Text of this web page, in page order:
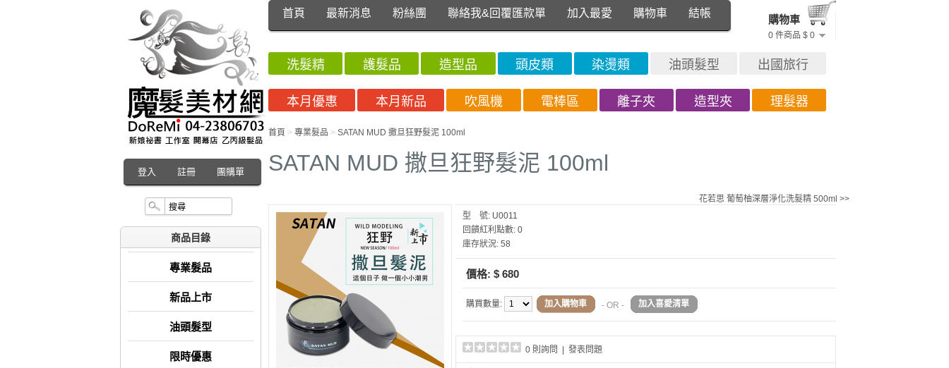
購物車
0 件商品 $ 0
登入 註冊 團購單
首頁 最新消息 粉絲團 聯絡我&回覆匯款單 加入最愛 購物車 結帳
商品目錄
專業髮品
新品上市
油頭髮型
限時優惠
洗髮精 護髮品 造型品 頭皮類 染燙類 油頭髮型
出國旅行
本月優惠
本月新品 吹風機 電棒區 離子夾 造型夾 理髮器
首頁 > 專業髮品 > SATAN MUD 撒旦狂野髮泥 100ml
SATAN MUD 撒旦狂野髮泥 100ml
花若思 葡萄柚深層淨化洗髮精 500ml >>
型 號: U0011
回饋紅利點數: 0
庫存狀況: 58
價格: $ 680
購買數量: 加入購物車 - OR - 加入喜愛清單
0 則詢問 發表問題